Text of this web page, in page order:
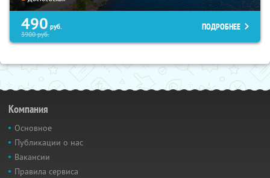
490 руб.
3900руб.
ПОДРОБНЕЕ
Компания
Основное
Публикации о нас
Вакансии
Правила сервиса